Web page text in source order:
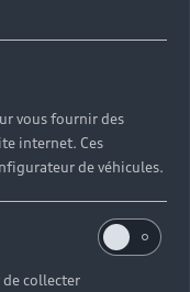
vous fournir des
internet. Ces
de véhicules.
collecter